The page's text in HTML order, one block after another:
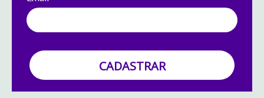
CADASTRAR